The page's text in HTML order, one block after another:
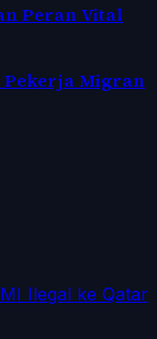
Peran Vital
Pekerja Migran
Ilegal ke Qatar